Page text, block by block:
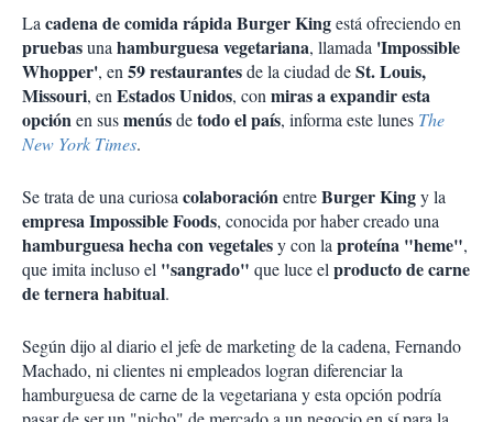
La cadena de comida rápida Burger Kingestá ofreciendo en
pruebasuna hamburguesa vegetariana, llamada 'Impossible
Whopper', en 59 restaurantesde la ciudad deSt. Louis,
Missouri, en Estados Unidos, con miras a expandir esta
opciónen susmenúsdetodo el país, informa este lunes The
New York Times.
Se trata de una curiosa colaboraciónentreBurger Kingy la
empresa Impossible Foods, conocida por haber creado una
hamburguesa hecha con vegetalesy con la proteína "heme",
que imita incluso el "sangrado" que luce el producto de carne
de ternera habitual.
Según dijo al diario el jefe de marketing de la cadena, Fernando
Machado, ni clientes ni empleados logran diferenciar la
hamburguesa de carne de la vegetariana y esta opción podría